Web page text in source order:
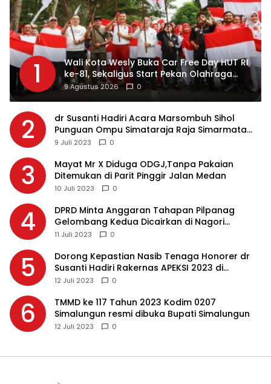
1
Wali Kota Wesly Buka Car Free Day HUT RI
ke-81, Sekaligus Start Pekan Olahraga
Masyarakat Merah Putih
9 Agustus 2026 0
2
dr Susanti Hadiri Acara Marsombuh Sihol
Punguan Ompu Simataraja Raja Simarmata
Dohot Boruna Kota Siantar
9 Juli 2023 0
3
Mayat Mr X Diduga ODGJ,Tanpa Pakaian
Ditemukan di Parit Pinggir Jalan Medan
10 Juli 2023 0
4
DPRD Minta Anggaran Tahapan Pilpanag
Gelombang Kedua Dicairkan di Nagori
Masing-masing, Ini Alasannya…
11 Juli 2023 0
5
Dorong Kepastian Nasib Tenaga Honorer dr
Susanti Hadiri Rakernas APEKSI 2023 di
Makassar
12 Juli 2023 0
6
TMMD ke 117 Tahun 2023 Kodim 0207
Simalungun resmi dibuka Bupati Simalungun
12 Juli 2023 0